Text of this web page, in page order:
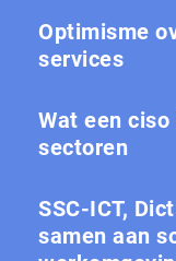
Optimisme
services
Wat een
sectoren
SSC-ICT,
samen aan